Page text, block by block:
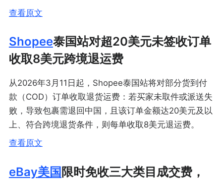
查看原文
Shopee泰国站对超20美元未签收订单
收取8美元跨境退运费
从2026年3月11日起，Shopee泰国站将对部分货到付
款（COD）订单收取退货运费：若买家未取件或派送失
败，导致包裹需退回中国，且该订单金额达20美元及以
上、符合跨境退货条件，则每单收取8美元退运费。
查看原文
eBay美国限时免收三大类目成交费，